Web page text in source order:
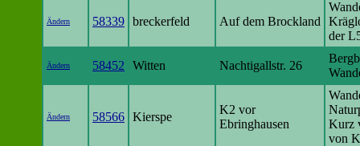
Ändern 58339 breckerfeld Auf dem Brockland
der
Ändern 58452 Witten Nachtigallstr. 26
Ändern 58566 Kierspe
K2 vor
Ebringhausen
Kurz
von